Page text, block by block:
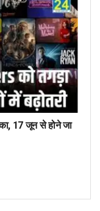
17 जून से होने जा